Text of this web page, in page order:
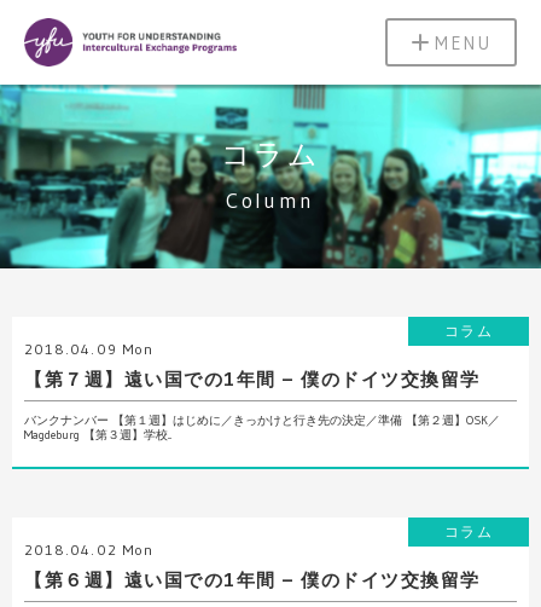
MENU
コラム
Column
コラム
2018.04.09 Mon
【第７週】遠い国での1年間 – 僕のドイツ交換留学
バンクナンバー 【第１週】はじめに／きっかけと行き先の決定／準備 【第２週】OSK／
Magdeburg 【第３週】学校...
コラム
2018.04.02 Mon
【第６週】遠い国での1年間 – 僕のドイツ交換留学